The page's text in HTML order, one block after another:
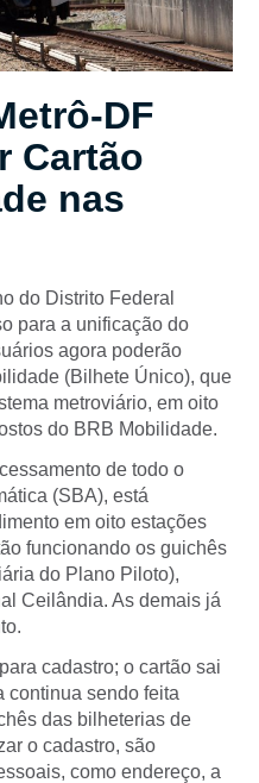
DF
Cartão
nas
do Distrito Federal
para a unificação do
agora poderão
(Bilhete Único), que
metroviário, em oito
do BRB Mobilidade.
de todo o
(SBA), está
em oito estações
funcionando os guichês
do Plano Piloto),
Ceilândia. As demais já
cadastro; o cartão sai
continua sendo feita
das bilheterias de
o cadastro, são
como endereço, a